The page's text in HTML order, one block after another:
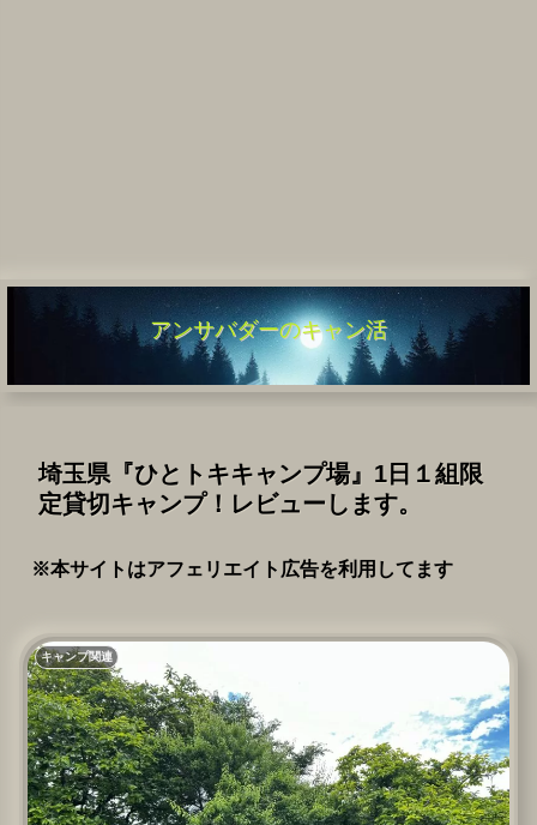
アンサバダーのキャン活
埼玉県『ひとトキキャンプ場』1日１組限
定貸切キャンプ！レビューします。
※本サイトはアフェリエイト広告を利用してます
キャンプ関連